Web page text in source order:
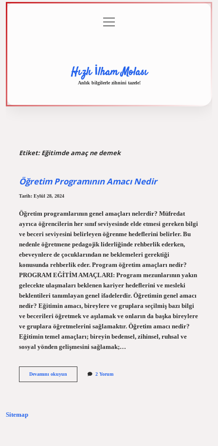
menüyü
aç
Hızlı İlham Molası
Anlık bilgilerle zihnini tazele!
Etiket:Eğitimde amaç ne demek
Öğretim Programının Amacı Nedir
Tarih: Eylül 28, 2024
Öğretim programlarının genel amaçları nelerdir? Müfredat
ayrıca öğrencilerin her sınıf seviyesinde elde etmesi gereken bilgi
ve beceri seviyesini belirleyen öğrenme hedeflerini belirler. Bu
nedenle öğretmene pedagojik liderliğinde rehberlik ederken,
ebeveynlere de çocuklarından ne beklemeleri gerektiği
konusunda rehberlik eder. Program öğretim amaçları nedir?
PROGRAM EĞİTİM AMAÇLARI: Program mezunlarının yakın
gelecekte ulaşmaları beklenen kariyer hedeflerini ve mesleki
beklentileri tanımlayan genel ifadelerdir. Öğretimin genel amacı
nedir? Eğitimin amacı, bireylere ve gruplara seçilmiş bazı bilgi
ve becerileri öğretmek ve aşılamak ve onların da başka bireylere
ve gruplara öğretmelerini sağlamaktır. Öğretim amacı nedir?
Eğitimin temel amaçları; bireyin bedensel, zihinsel, ruhsal ve
sosyal yönden gelişmesini sağlamak;…
Devamını okuyunÖğretim
2 Yorum
Sitemap